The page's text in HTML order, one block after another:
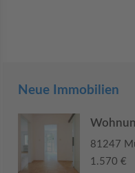
Neue Immobilien
81247
1.570 €